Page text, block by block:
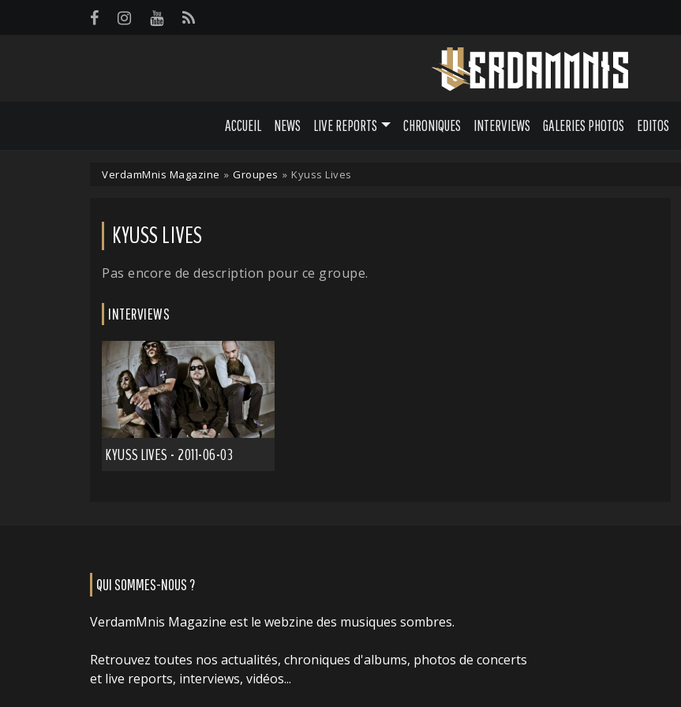
ACCUEIL NEWS LIVE REPORTS CHRONIQUES INTERVIEWS GALERIES PHOTOS EDITOS
VerdamMnis Magazine » Groupes » Kyuss Lives
KYUSS LIVES
Pas encore de description pour ce groupe.
INTERVIEWS
KYUSS LIVES - 2011-06-03
QUI SOMMES-NOUS ?
VerdamMnis Magazine est le webzine des musiques sombres.
Retrouvez toutes nos actualités, chroniques d'albums, photos de concerts
et live reports, interviews, vidéos...
Panneau de gestion des cookies